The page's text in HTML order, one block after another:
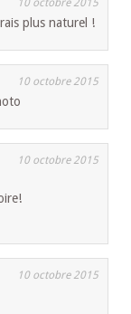
10 octobre 2015
plus naturel !
10 octobre 2015
10 octobre 2015
10 octobre 2015